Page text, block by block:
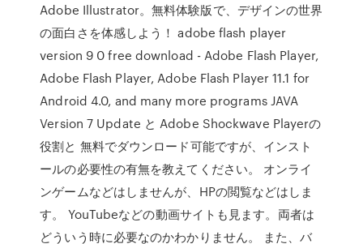
Adobe Illustrator。無料体験版で、デザインの世界
の面白さを体感しよう！ adobe flash player
version 9 0 free download - Adobe Flash Player,
Adobe Flash Player, Adobe Flash Player 11.1 for
Android 4.0, and many more programs JAVA
Version 7 Update と Adobe Shockwave Playerの
役割と 無料でダウンロード可能ですが、インスト
ールの必要性の有無を教えてください。 オンライ
ンゲームなどはしませんが、HPの閲覧などはしま
す。 YouTubeなどの動画サイトも見ます。両者は
どういう時に必要なのかわかりません。 また、バ